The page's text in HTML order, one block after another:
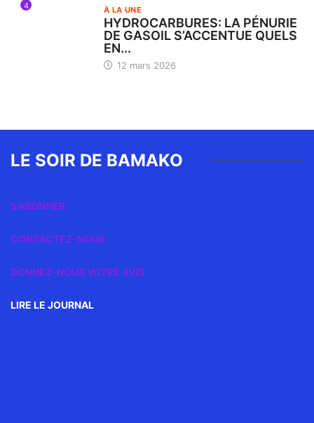
4 À LA UNE
HYDROCARBURES: LA PÉNURIE
DE GASOIL S’ACCENTUE QUELS
EN...
12 mars 2026
LE SOIR DE BAMAKO
S’ABONNER
CONTACTEZ-NOUS
DONNEZ-NOUS VOTRE AVIS
LIRE LE JOURNAL